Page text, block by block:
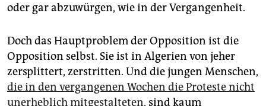
oder gar abzuwürgen, wie in der Vergangenheit.
Doch das Hauptproblem der Opposition ist die
Opposition selbst. Sie ist in Algerien von jeher
zersplittert, zerstritten. Und die jungen Menschen,
die in den vergangenen Wochen die Proteste nicht
unerheblich mitgestalteten, sind kaum